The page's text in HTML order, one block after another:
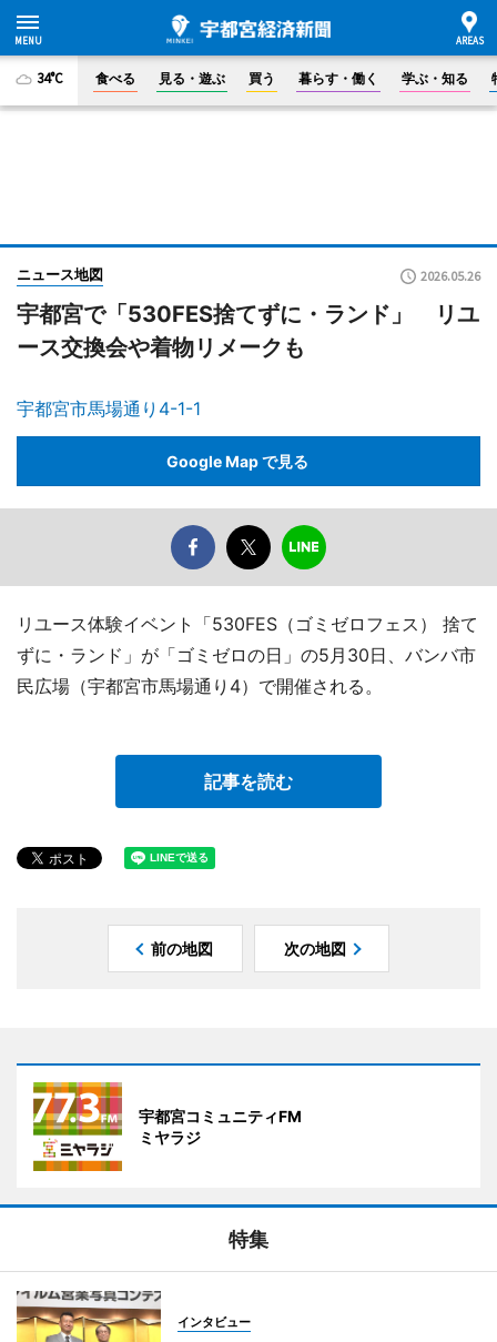
34°C 食べる 見る・遊ぶ 買う 暮らす・働く 学ぶ・知る
ニュース地図 2026.05.26
宇都宮で「530FES捨てずに・ランド」 リユ
ース交換会や着物リメークも
宇都宮市馬場通り4-1-1
Google Map で見る
リユース体験イベント「530FES（ゴミゼロフェス） 捨て
ずに・ランド」が「ゴミゼロの日」の5月30日、バンバ市
民広場（宇都宮市馬場通り4）で開催される。
記事を読む
前の地図 次の地図
宇都宮コミュニティFM
ミヤラジ
特集
インタビュー